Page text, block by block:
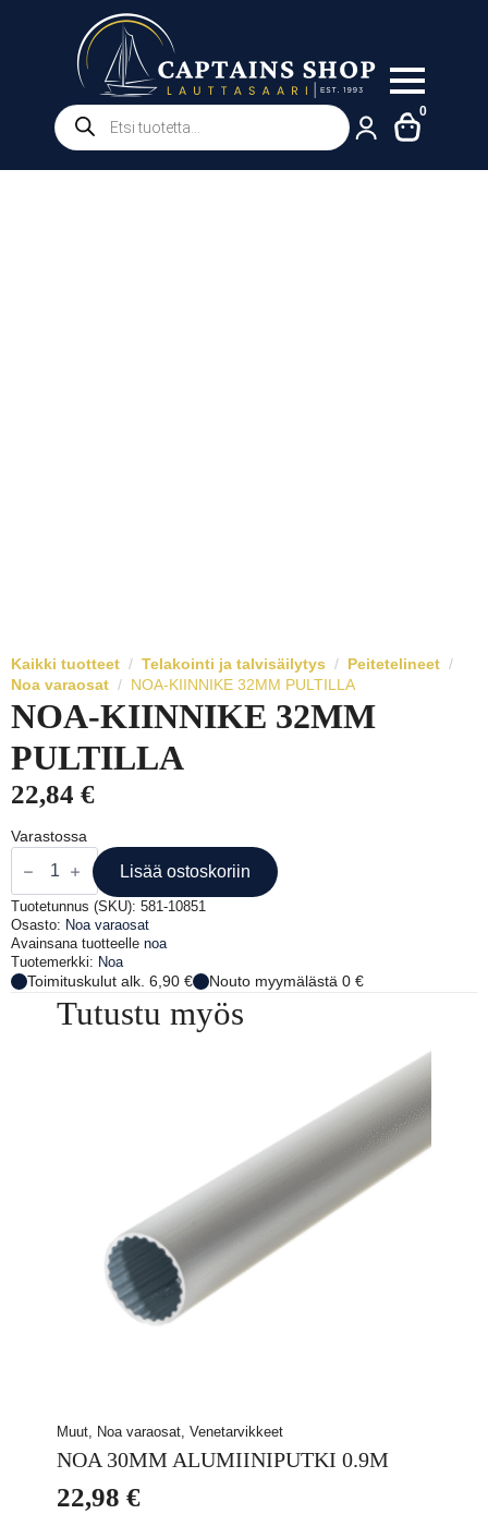
Products
search
0
Kaikki tuotteet Telakointi ja talvisäilytys
Peitetelineet
Noa varaosat
NOA-KIINNIKE 32MM PULTILLA
NOA-KIINNIKE 32MM
PULTILLA
22,84 €
Varastossa
NOA-
KIINNIKE
32MM
PULTILLA
määrä
Lisää ostoskoriin
Tuotetunnus (SKU): 581-10851
Osasto: Noa varaosat
Avainsana tuotteelle noa
Tuotemerkki: Noa
Toimituskulut alk. 6,90 € Nouto myymälästä 0 €
Tutustu myös
Muut, Noa varaosat, Venetarvikkeet
NOA 30MM ALUMIINIPUTKI 0.9M
22,98 €